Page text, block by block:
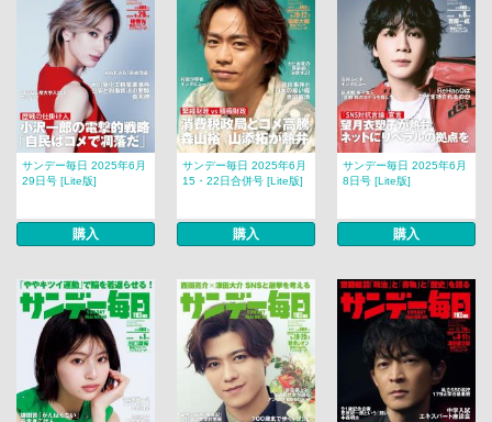
サンデー毎日 2025年6月
29日号 [Lite版]
購入
サンデー毎日 2025年6月
15・22日合併号 [Lite版]
購入
サンデー毎日 2025年6月
8日号 [Lite版]
購入